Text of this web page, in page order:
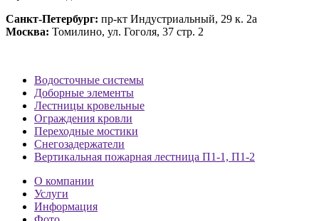
Санкт-Петербург: пр-кт Индустриальный, 29 к. 2а
Москва: Томилино, ул. Гоголя, 37 стр. 2
Водосточные системы
Доборные элементы
Лестницы кровельные
Ограждения кровли
Переходные мостики
Снегозадержатели
Вертикальная пожарная лестница П1-1, П1-2
О компании
Услуги
Информация